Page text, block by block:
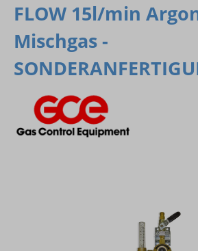
FLOW 15l/min
Mischgas -